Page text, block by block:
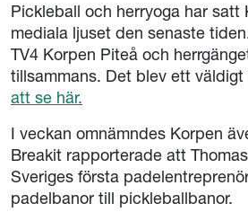
Pickleball och herryoga har satt
mediala ljuset den senaste
TV4 Korpen Piteå och
tillsammans. Det blev ett väldigt
att se här.
I veckan omnämndes Korpen
Breakit rapporterade att
Sveriges första
padelbanor till pickleballbanor.